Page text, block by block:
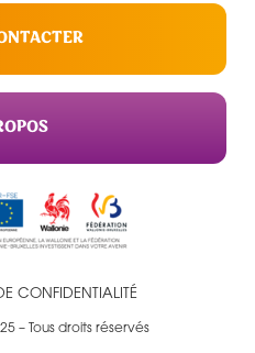
CONFIDENTIALITÉ
– Tous droits réservés